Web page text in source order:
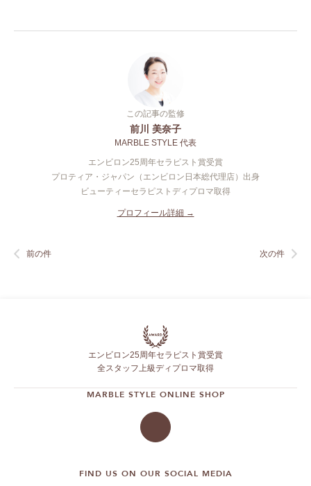
この記事の監修
前川 美奈子
MARBLE STYLE 代表
エンビロン25周年セラピスト賞受賞
プロティア・ジャパン（エンビロン日本総代理店）出身
ビューティーセラピストディプロマ取得
プロフィール詳細 →
前の件 次の件
エンビロン25周年セラピスト賞受賞
全スタッフ上級ディプロマ取得
MARBLE STYLE ONLINE SHOP
FIND US ON OUR SOCIAL MEDIA